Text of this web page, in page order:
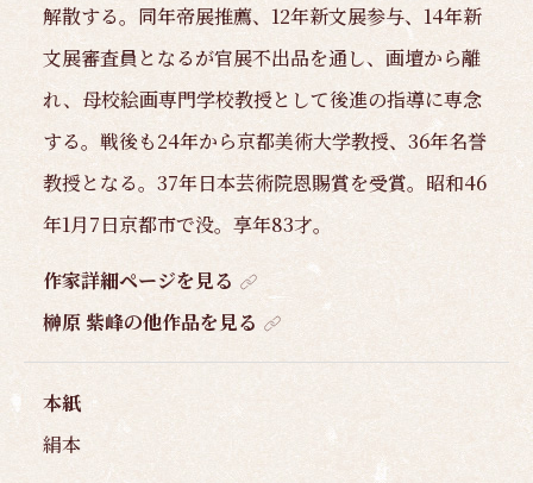
解散する。同年帝展推薦、12年新文展参与、14年新
文展審査員となるが官展不出品を通し、画壇から離
れ、母校絵画専門学校教授として後進の指導に専念
する。戦後も24年から京都美術大学教授、36年名誉
教授となる。37年日本芸術院恩賜賞を受賞。昭和46
年1月7日京都市で没。享年83才。
作家詳細ページを見る
榊原 紫峰の他作品を見る
本紙
絹本